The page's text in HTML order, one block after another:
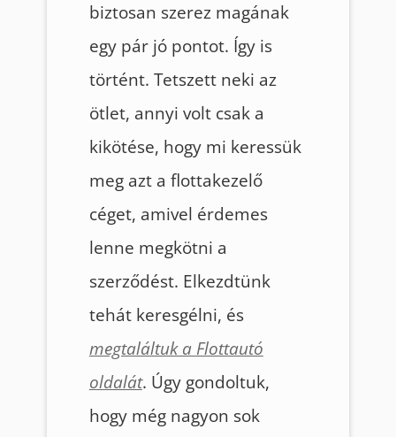
biztosan szerez magának
egy pár jó pontot. Így is
történt. Tetszett neki az
ötlet, annyi volt csak a
kikötése, hogy mi keressük
meg azt a flottakezelő
céget, amivel érdemes
lenne megkötni a
szerződést. Elkezdtünk
tehát keresgélni, és
megtaláltuk a Flottautó
oldalát. Úgy gondoltuk,
hogy még nagyon sok